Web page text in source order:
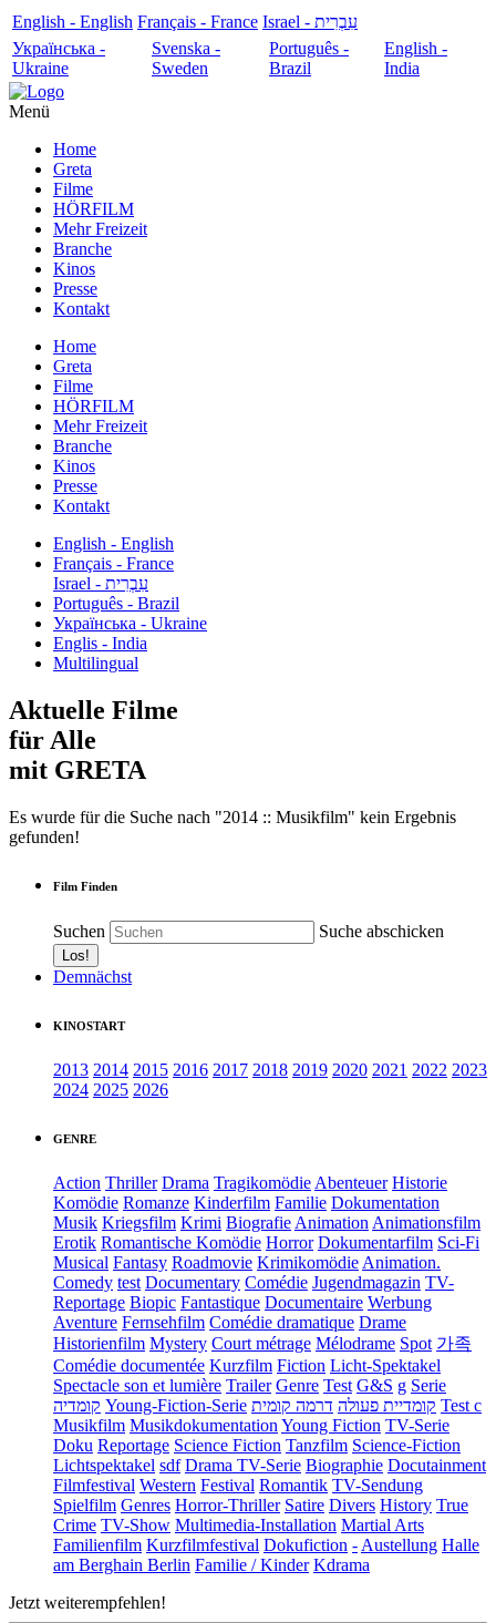
English - English Français - France
עִבְרִית - Israel
Українська -
Ukraine
Svenska -
Sweden
Português -
Brazil
English -
India
Menü
Home
Greta
Filme
HÖRFILM
Mehr Freizeit
Branche
Kinos
Presse
Kontakt
Home
Greta
Filme
HÖRFILM
Mehr Freizeit
Branche
Kinos
Presse
Kontakt
English - English
Français - France
עִבְרִית - Israel
Português - Brazil
Українська - Ukraine
Englis - India
Multilingual
Aktuelle Filme
für Alle
mit GRETA
Es wurde für die Suche nach "2014 :: Musikfilm" kein Ergebnis
gefunden!
Film Finden
Suchen Suche abschicken
Demnächst
KINOSTART
2013 2014 2015 2016 2017 2018 2019 2020 2021 2022 2023
2024 2025 2026
GENRE
Action Thriller Drama Tragikomödie Abenteuer Historie
Komödie Romanze Kinderfilm Familie Dokumentation
Musik Kriegsfilm Krimi Biografie Animation Animationsfilm
Erotik Romantische Komödie Horror Dokumentarfilm Sci-Fi
Musical Fantasy Roadmovie Krimikomödie Animation.
Comedy test Documentary Comédie Jugendmagazin TV-
Reportage Biopic Fantastique Documentaire Werbung
Aventure Fernsehfilm Comédie dramatique Drame
Historienfilm Mystery Court métrage Mélodrame Spot 가족
Comédie documentée Kurzfilm Fiction Licht-Spektakel
Spectacle son et lumière Trailer Genre Test G&S g Serie
קומדיה Young-Fiction-Serie קומדיית פעולה דרמה קומית
Test c
Musikfilm Musikdokumentation Young Fiction TV-Serie
Doku Reportage Science Fiction Tanzfilm Science-Fiction
Lichtspektakel sdf Drama TV-Serie Biographie Docutainment
Filmfestival Western Festival Romantik TV-Sendung
Spielfilm Genres Horror-Thriller Satire Divers History True
Crime TV-Show Multimedia-Installation Martial Arts
Familienfilm Kurzfilmfestival Dokufiction - Austellung Halle
am Berghain Berlin Familie / Kinder Kdrama
Jetzt weiterempfehlen!